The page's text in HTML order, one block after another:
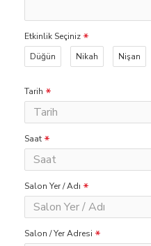
Etkinlik Seçiniz
Düğün
Nikah Nişan
Tarih
Saat
Salon Yer / Adı
Salon / Yer Adresi